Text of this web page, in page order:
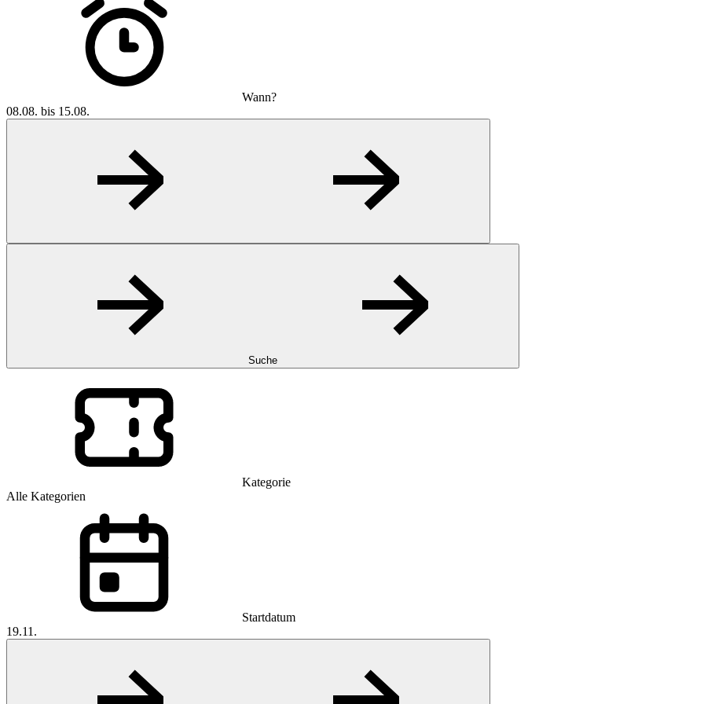
Wann?
08.08. bis 15.08.
Suche
Kategorie
Alle Kategorien
Startdatum
19.11.